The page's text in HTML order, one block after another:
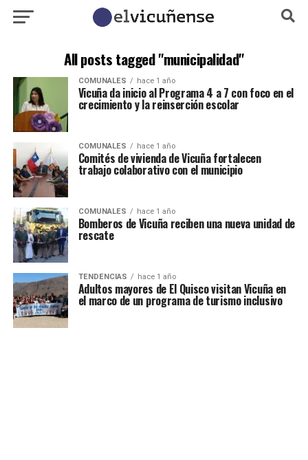
All posts tagged "municipalidad"
COMUNALES hace 1 año
Vicuña da inicio al Programa 4 a 7 con foco en el
crecimiento y la reinserción escolar
COMUNALES hace 1 año
Comités de vivienda de Vicuña fortalecen
trabajo colaborativo con el municipio
COMUNALES hace 1 año
Bomberos de Vicuña reciben una nueva unidad de
rescate
TENDENCIAS hace 1 año
Adultos mayores de El Quisco visitan Vicuña en
el marco de un programa de turismo inclusivo